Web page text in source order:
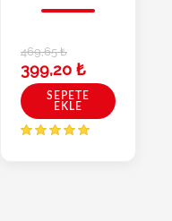
469,65₺
399,20 ₺
SEPETE
EKLE